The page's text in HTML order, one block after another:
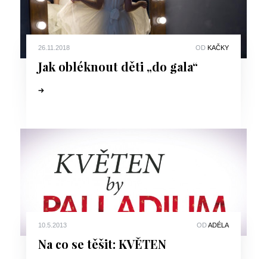
26.11.2018 OD KAČKY
Jak obléknout děti „do gala“
10.5.2013 ODADÉLA
Na co se těšit: KVĚTEN